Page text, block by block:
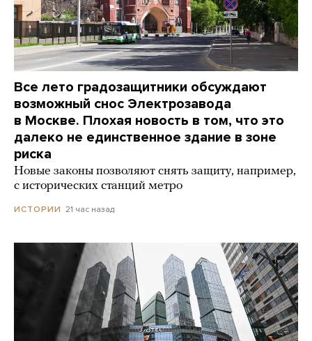
Все лето градозащитники обсуждают
возможный снос Электрозавода
в Москве. Плохая новость в том, что это
далеко не единственное здание в зоне
риска
Новые законы позволяют снять защиту, например,
с исторических станций метро
ИСТОРИИ 21 час назад